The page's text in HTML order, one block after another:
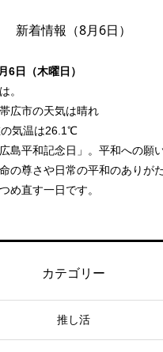
新着情報（8月6日）
6日（木曜日）
。
広市の天気は晴れ
気温は26.1℃
島平和記念日」。平和への願
の尊さや日常の平和のありが
め直す一日です。
カテゴリー
推し活